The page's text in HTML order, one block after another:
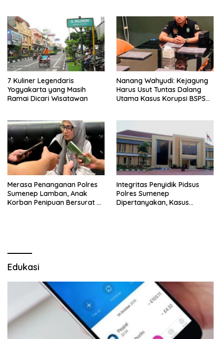
7 Kuliner Legendaris
Yogyakarta yang Masih
Ramai Dicari Wisatawan
Nanang Wahyudi: Kejagung
Harus Usut Tuntas Dalang
Utama Kasus Korupsi BSPS
Merasa Penanganan Polres
Sumenep Lamban, Anak
Korban Penipuan Bersurat ke
Integritas Penyidik Pidsus
Polres Sumenep
Dipertanyakan, Kasus
Edukasi